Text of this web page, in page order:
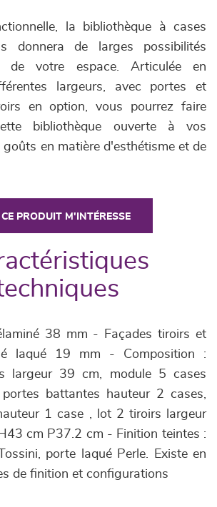
la bibliothèque à cases
donnera de larges possibilités
de votre espace. Articulée en
largeurs, avec portes et
en option, vous pourrez faire
bibliothèque ouverte à vos
goûts en matière d'esthétisme et de
CE PRODUIT M'INTÉRESSE
38 mm - Façades tiroirs et
laqué 19 mm - Composition :
largeur 39 cm, module 5 cases
battantes hauteur 2 cases,
1 case , lot 2 tiroirs largeur
cm P37.2 cm - Finition teintes :
porte laqué Perle. Existe en
de finition et configurations